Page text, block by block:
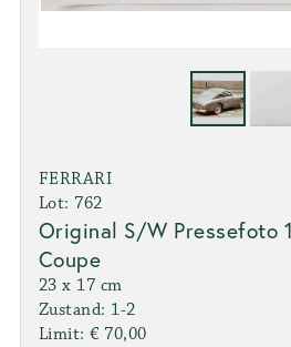
FERRARI
Lot: 762
Original S/W Pressefoto
Coupe
23 x 17 cm
Zustand: 1-2
Limit: € 70,00